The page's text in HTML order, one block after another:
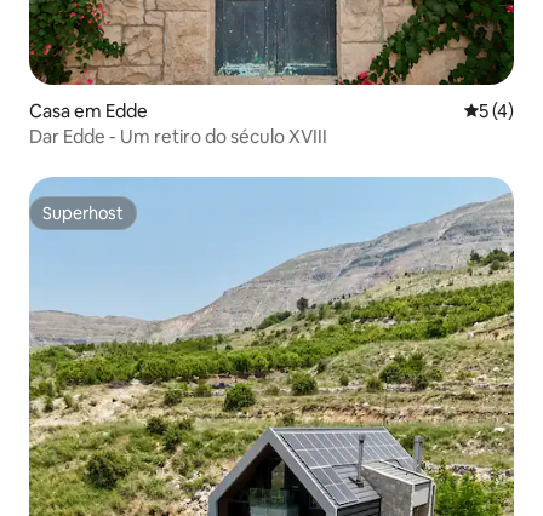
Casa em Edde
5 (4)
Dar Edde - Um retiro do século XVIII
Superhost
Superhost